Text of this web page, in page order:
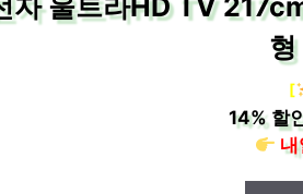
자 울트라HD TV
[
14%할